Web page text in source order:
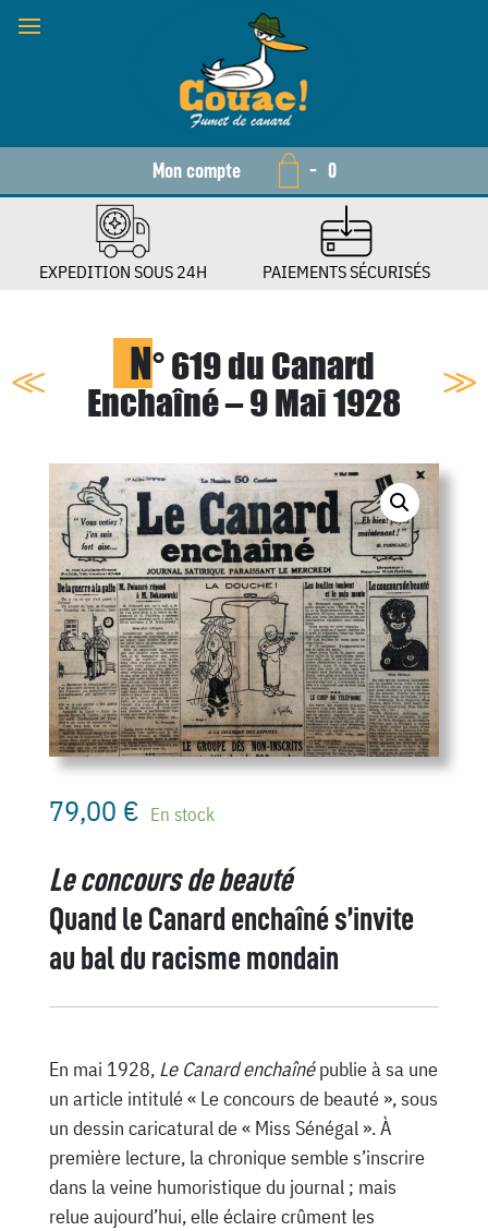
Mon compte - 0
EXPEDITION SOUS 24H PAIEMENTS SÉCURISÉS
N° 619 du Canard
Enchaîné – 9 Mai 1928
79,00 € En stock
Le concours de beauté
Quand le Canard enchaîné s’invite
au bal du racisme mondain
En mai 1928, Le Canard enchaînépublie à sa une
un article intitulé « Le concours de beauté », sous
un dessin caricatural de « Miss Sénégal ». À
première lecture, la chronique semble s’inscrire
dans la veine humoristique du journal ; mais
relue aujourd’hui, elle éclaire crûment les